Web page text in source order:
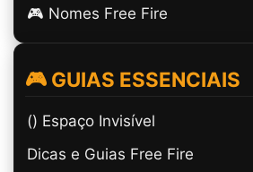
🎮 Nomes Free Fire
🎮 GUIAS ESSENCIAIS
(ㅤ) Espaço Invisível
Dicas e Guias Free Fire